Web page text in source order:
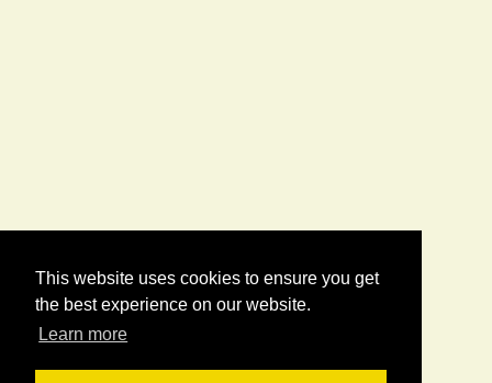
This website uses cookies to ensure you get
the best experience on our website.
Learn more